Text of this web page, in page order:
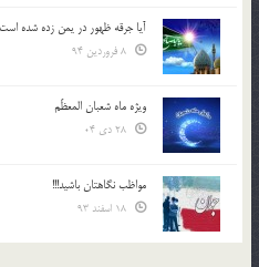
آیا جرقه ظهور در یمن زده شده
ویژه ماه شعبان المعظّم
مواظب نگاهتان باشید!!!